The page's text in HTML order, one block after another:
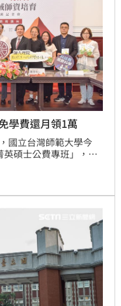
學費還月領1萬
國立台灣師範大學今
英碩士公費專班」，
、設備工程、傳產工
完成師資培育，取得教